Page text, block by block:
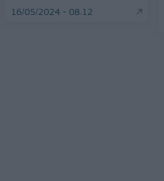
16/05/2024 - 08:12